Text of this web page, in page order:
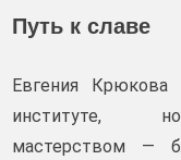
Путь к славе
Евгения Крюкова
институте,
мастерством —